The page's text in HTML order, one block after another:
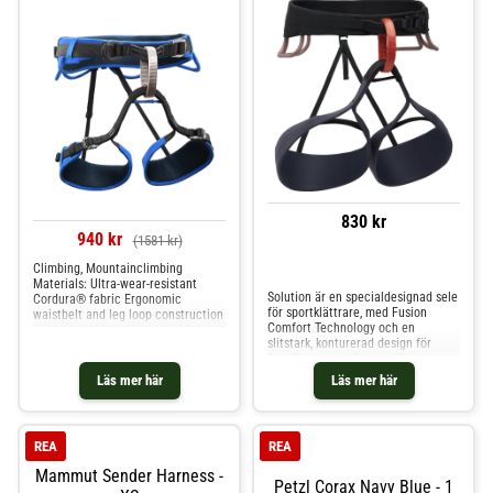
940 kr (1581 kr)
Läs mer här
Climbing, Mountainclimbing
Materials: Ultra-wear-resistant
Cordura® fabric Ergonomic
waistbelt and leg loop construction
maximum freedom of movement.
Integrated frame design enhances
body support, distributes body
830 kr
Läs mer här
Solution är en specialdesignad sele
för sportklättrare, med Fusion
Comfort Technology och en
slitstark, konturerad design för
överlägsen passform under
redpoint-försök och långa
säkringspass. Lätt midjebälte med
Fusion Comfort Technology™.
överlägsen komfort och
rörelsefrihet. Fyra tryckformade
avtagbara elastiska benöglor.
Mammut Sender Harness -
REA
Petzl Corax Navy Blue - 1
REA